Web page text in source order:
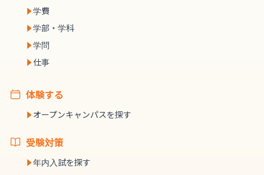
学費
学部・学科
学問
仕事
体験する
オープンキャンパスを探す
受験対策
年内入試を探す